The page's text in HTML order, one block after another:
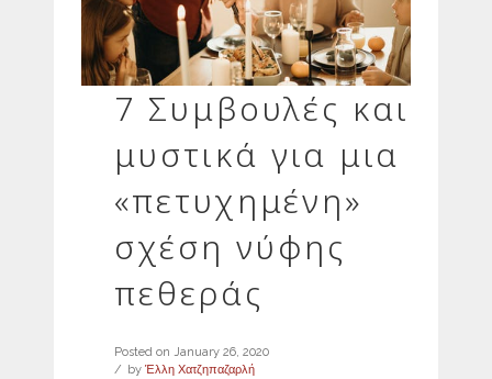
7 Συμβουλές και
μυστικά για μια
«πετυχημένη»
σχέση νύφης
πεθεράς
Posted on January 26, 2020
by Έλλη Χατζηπαζαρλή